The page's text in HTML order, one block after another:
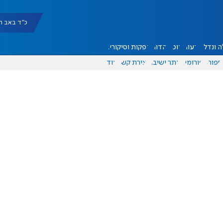
כ"ד באב תשפ"ו
ונדל"ן דעות אוכל יהדות הפקות וסיקורים
ספורט פורומים אתר ישיבה יצירת קשר עוד